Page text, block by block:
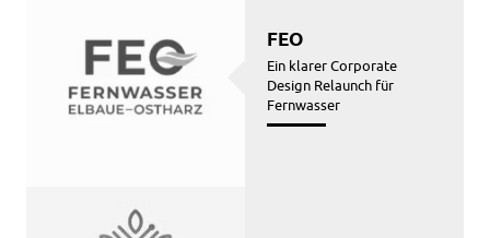
FEO
Ein klarer Corporate
Design Relaunch für
Fernwasser